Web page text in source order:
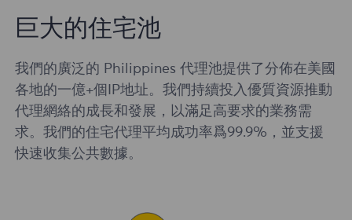
巨大的住宅池
我們的廣泛的 Philippines 代理池提供了分佈在美國
各地的一億+個IP地址。我們持續投入優質資源推動
代理網絡的成長和發展，以滿足高要求的業務需
求。我們的住宅代理平均成功率爲99.9%，並支援
快速收集公共數據。